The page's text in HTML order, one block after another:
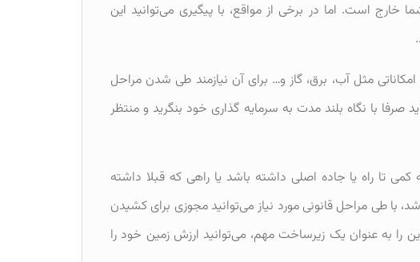
است. اما در برخی از مواقع، با پیگیری می‌توانید این
مثل آب، برق، گاز و… برای آن نیازمند طی شدن مراحل
با نگاه بلند مدت به سرمایه گذاری خود بنگرید و منتظر
تا راه یا جاده اصلی داشته باشد یا راهی که قبلا داشته
با طی مراحل قانونی مورد نیاز می‌توانید مجوزی برای کشیدن
را به عنوان یک زیرساخت مهم، می‌توانید ارزش زمین خود را